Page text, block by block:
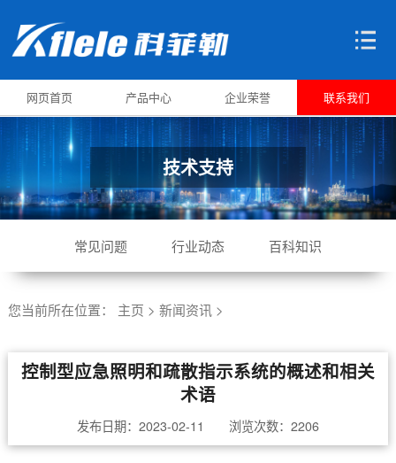
网页首页 产品中心 企业荣誉 联系我们
技术支持
常见问题 行业动态 百科知识
您当前所在位置： 主页 > 新闻资讯 >
控制型应急照明和疏散指示系统的概述和相关
术语
发布日期：2023-02-11 浏览次数：2206